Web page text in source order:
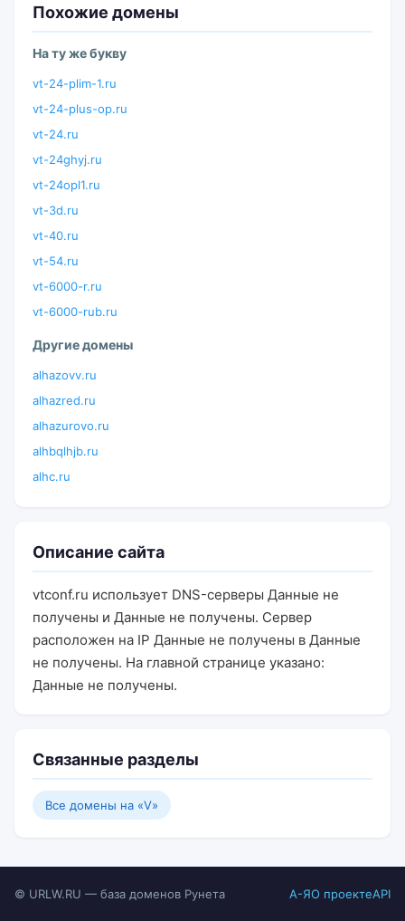
Похожие домены
На ту же букву
vt-24-plim-1.ru
vt-24-plus-op.ru
vt-24.ru
vt-24ghyj.ru
vt-24opl1.ru
vt-3d.ru
vt-40.ru
vt-54.ru
vt-6000-r.ru
vt-6000-rub.ru
Другие домены
alhazovv.ru
alhazred.ru
alhazurovo.ru
alhbqlhjb.ru
alhc.ru
Описание сайта
vtconf.ru использует DNS-серверы Данные не
получены и Данные не получены. Сервер
расположен на IP Данные не получены в Данные
не получены. На главной странице указано:
Данные не получены.
Связанные разделы
Все домены на «V»
© URLW.RU — база доменов Рунета А-ЯО проектеAPI